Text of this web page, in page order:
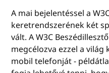
A mai bejelentéssel a
keretrendszerének két
vált. A W3C
megcélozva ezzel a
mobil telefonját -